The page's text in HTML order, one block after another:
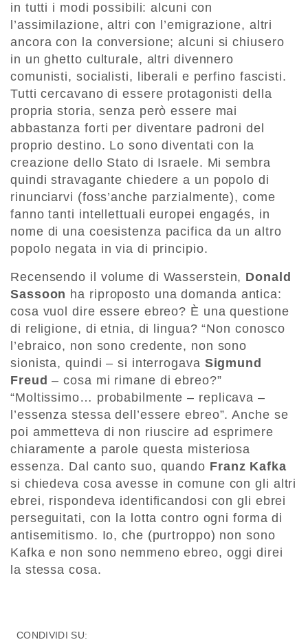
in tutti i modi possibili: alcuni con
l’assimilazione, altri con l’emigrazione, altri
ancora con la conversione; alcuni si chiusero
in un ghetto culturale, altri divennero
comunisti, socialisti, liberali e perfino fascisti.
Tutti cercavano di essere protagonisti della
propria storia, senza però essere mai
abbastanza forti per diventare padroni del
proprio destino. Lo sono diventati con la
creazione dello Stato di Israele. Mi sembra
quindi stravagante chiedere a un popolo di
rinunciarvi (foss’anche parzialmente), come
fanno tanti intellettuali europei engagés, in
nome di una coesistenza pacifica da un altro
popolo negata in via di principio.
Recensendo il volume di Wasserstein, Donald
Sassoon ha riproposto una domanda antica:
cosa vuol dire essere ebreo? È una questione
di religione, di etnia, di lingua? “Non conosco
l’ebraico, non sono credente, non sono
sionista, quindi – si interrogava Sigmund
Freud– cosa mi rimane di ebreo?”
“Moltissimo… probabilmente – replicava –
l’essenza stessa dell’essere ebreo”. Anche se
poi ammetteva di non riuscire ad esprimere
chiaramente a parole questa misteriosa
essenza. Dal canto suo, quando Franz Kafka
si chiedeva cosa avesse in comune con gli altri
ebrei, rispondeva identificandosi con gli ebrei
perseguitati, con la lotta contro ogni forma di
antisemitismo. Io, che (purtroppo) non sono
Kafka e non sono nemmeno ebreo, oggi direi
la stessa cosa.
CONDIVIDI SU: